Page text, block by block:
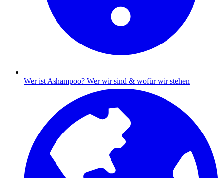
Wer ist Ashampoo? Wer wir sind & wofür wir stehen